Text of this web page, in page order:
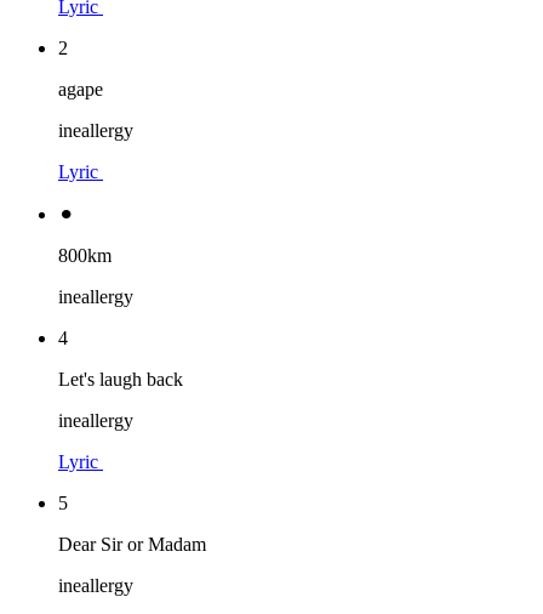
Lyric
2
agape
ineallergy
Lyric
⚫︎
800km
ineallergy
4
Let's laugh back
ineallergy
Lyric
5
Dear Sir or Madam
ineallergy